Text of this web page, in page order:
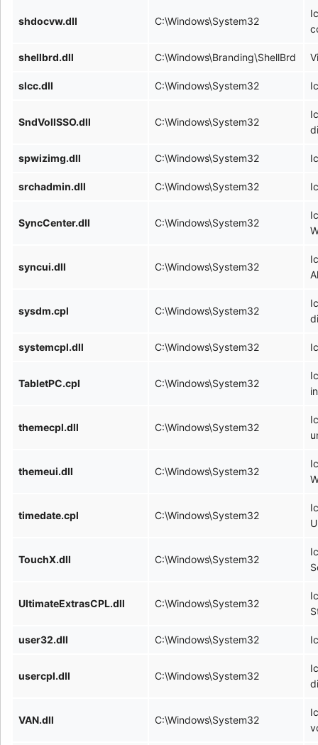
shdocvw.dll C:\Windows\System32
shellbrd.dll C:\Windows\Branding\ShellBrd
slcc.dll C:\Windows\System32
SndVolISSO.dll C:\Windows\System32
spwizimg.dll C:\Windows\System32
srchadmin.dll C:\Windows\System32
SyncCenter.dll C:\Windows\System32
syncui.dll C:\Windows\System32
sysdm.cpl C:\Windows\System32
systemcpl.dll C:\Windows\System32
TabletPC.cpl C:\Windows\System32
themecpl.dll C:\Windows\System32
themeui.dll C:\Windows\System32
timedate.cpl C:\Windows\System32
TouchX.dll C:\Windows\System32
UltimateExtrasCPL.dll C:\Windows\System32
user32.dll C:\Windows\System32
usercpl.dll C:\Windows\System32
VAN.dll C:\Windows\System32